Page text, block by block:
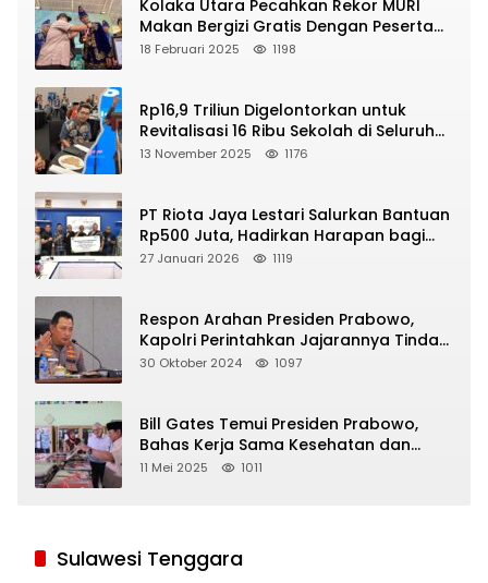
Kolaka Utara Pecahkan Rekor MURI
Makan Bergizi Gratis Dengan Peserta
Terbanyak
18 Februari 2025 1198
Rp16,9 Triliun Digelontorkan untuk
Revitalisasi 16 Ribu Sekolah di Seluruh
Indonesia
13 November 2025 1176
PT Riota Jaya Lestari Salurkan Bantuan
Rp500 Juta, Hadirkan Harapan bagi
Korban Bencana di Sumatera
27 Januari 2026 1119
Respon Arahan Presiden Prabowo,
Kapolri Perintahkan Jajarannya Tindak
Tegas Pelaku Judi Online
30 Oktober 2024 1097
Bill Gates Temui Presiden Prabowo,
Bahas Kerja Sama Kesehatan dan
Program Makan Bergizi Gratis
11 Mei 2025 1011
Sulawesi Tenggara